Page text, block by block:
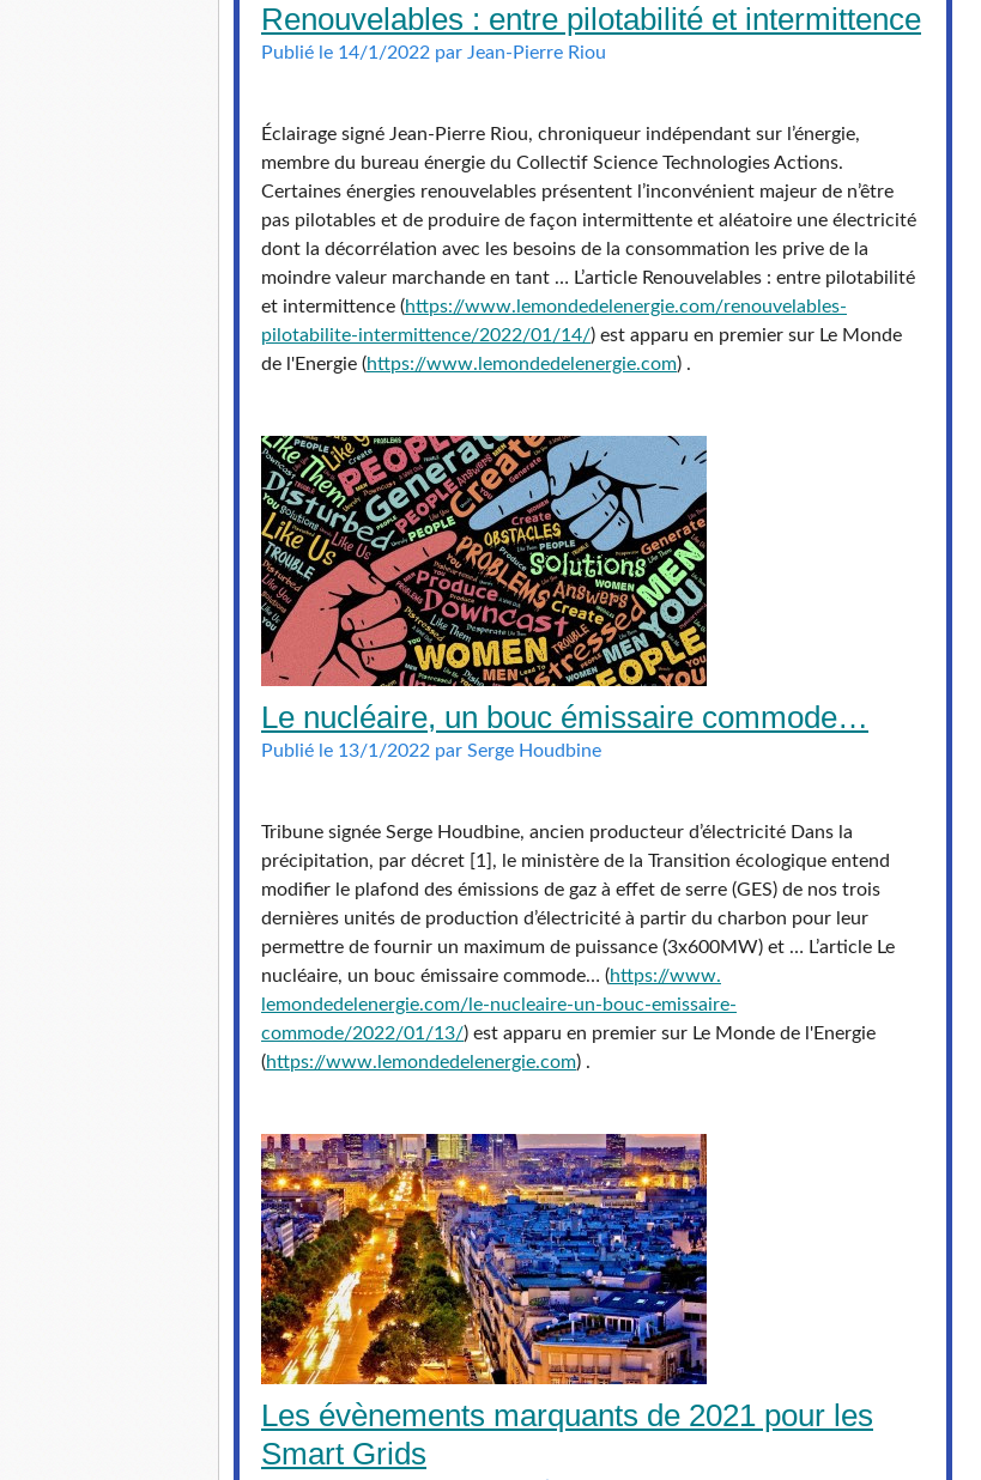
Renouvelables : entre pilotabilité et intermittence
Publié le 14/1/2022 par Jean-Pierre Riou
Éclairage signé Jean-Pierre Riou, chroniqueur indépendant sur l’énergie,
membre du bureau énergie du Collectif Science Technologies Actions.
Certaines énergies renouvelables présentent l’inconvénient majeur de n’être
pas pilotables et de produire de façon intermittente et aléatoire une électricité
dont la décorrélation avec les besoins de la consommation les prive de la
moindre valeur marchande en tant … L’article Renouvelables : entre pilotabilité
et intermittence (https://www. lemondedelenergie.com/renouvelables-
pilotabilite-intermittence/2022/01/14/) est apparu en premier sur Le Monde
de l'Energie (https://www. lemondedelenergie.com) .
Le nucléaire, un bouc émissaire commode…
Publié le 13/1/2022 par Serge Houdbine
Tribune signée Serge Houdbine, ancien producteur d’électricité Dans la
précipitation, par décret [1], le ministère de la Transition écologique entend
modifier le plafond des émissions de gaz à effet de serre (GES) de nos trois
dernières unités de production d’électricité à partir du charbon pour leur
permettre de fournir un maximum de puissance (3x600MW) et … L’article Le
nucléaire, un bouc émissaire commode… (https://www.
lemondedelenergie.com/le-nucleaire-un-bouc-emissaire-
commode/2022/01/13/) est apparu en premier sur Le Monde de l'Energie
(https://www. lemondedelenergie.com) .
Les évènements marquants de 2021 pour les
Smart Grids